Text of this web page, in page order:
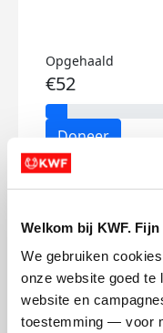
Welkom bij KWF.
We gebruiken
onze website goed te
website en
toestemming — voor
Opgehaald
€52
Doneer